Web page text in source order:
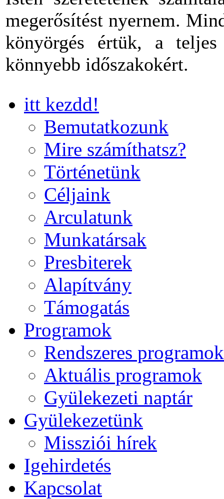
megerősítést nyernem.
könyörgés értük, a
könnyebb időszakokért.
itt kezdd!
Bemutatkozunk
Mire számíthatsz?
Történetünk
Céljaink
Arculatunk
Munkatársak
Presbiterek
Alapítvány
Támogatás
Programok
Rendszeres programok
Aktuális programok
Gyülekezeti naptár
Gyülekezetünk
Missziói hírek
Igehirdetés
Kapcsolat